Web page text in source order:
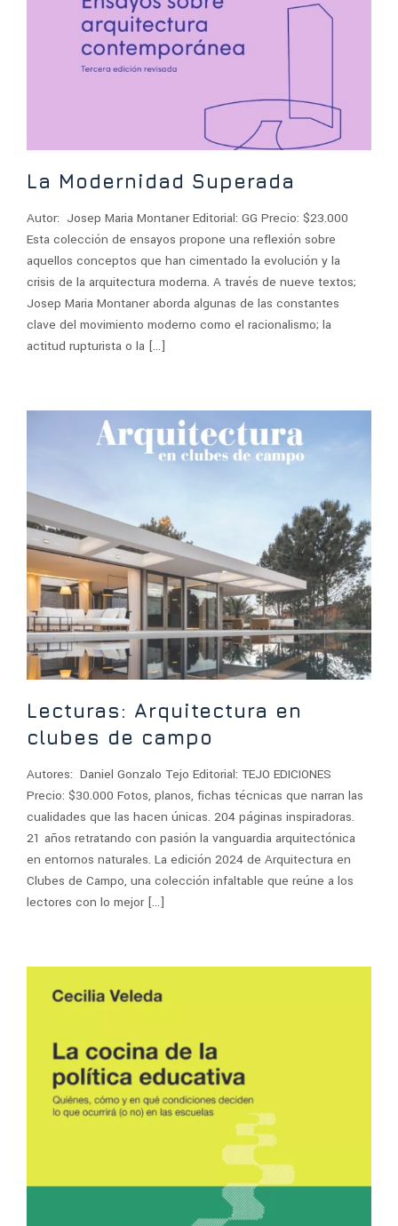
La Modernidad Superada
Autor: Josep Maria Montaner Editorial: GG Precio: $23.000
Esta colección de ensayos propone una reflexión sobre
aquellos conceptos que han cimentado la evolución y la
crisis de la arquitectura moderna. A través de nueve textos;
Josep Maria Montaner aborda algunas de las constantes
clave del movimiento moderno como el racionalismo; la
actitud rupturista o la […]
Lecturas: Arquitectura en
clubes de campo
Autores: Daniel Gonzalo Tejo Editorial: TEJO EDICIONES
Precio: $30.000 Fotos, planos, fichas técnicas que narran las
cualidades que las hacen únicas. 204 páginas inspiradoras.
21 años retratando con pasión la vanguardia arquitectónica
en entornos naturales. La edición 2024 de Arquitectura en
Clubes de Campo, una colección infaltable que reúne a los
lectores con lo mejor […]